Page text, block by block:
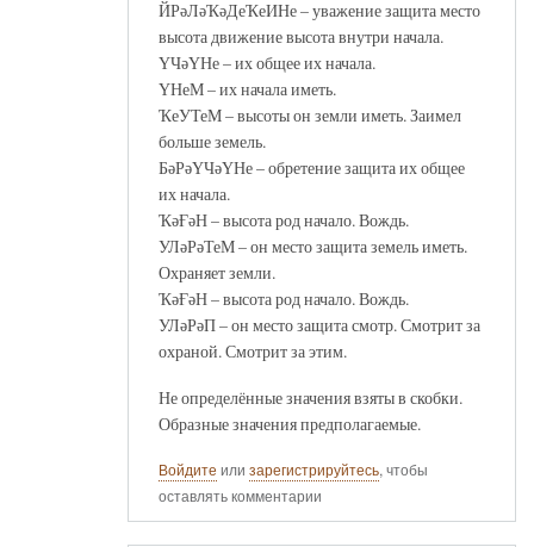
ЙРәЛәҠәДеҠеИНе – уважение защита место
высота движение высота внутри начала.
ҮЧәҮНе – их общее их начала.
ҮНеМ – их начала иметь.
ҠеУТеМ – высоты он земли иметь. Заимел
больше земель.
БәРәҮЧәҮНе – обретение защита их общее
их начала.
ҠәҒәН – высота род начало. Вождь.
УЛәРәТеМ – он место защита земель иметь.
Охраняет земли.
ҠәҒәН – высота род начало. Вождь.
УЛәРәП – он место защита смотр. Смотрит за
охраной. Смотрит за этим.
Не определённые значения взяты в скобки.
Образные значения предполагаемые.
Войдите или зарегистрируйтесь, чтобы
оставлять комментарии